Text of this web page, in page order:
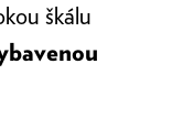
škálu